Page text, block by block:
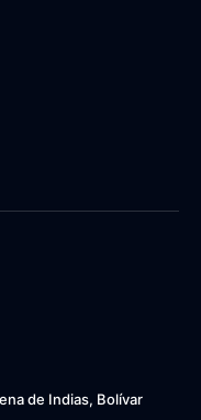
de Indias, Bolívar